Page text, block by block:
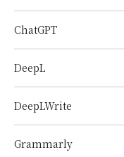
ChatGPT
DeepL
DeepLWrite
Grammarly